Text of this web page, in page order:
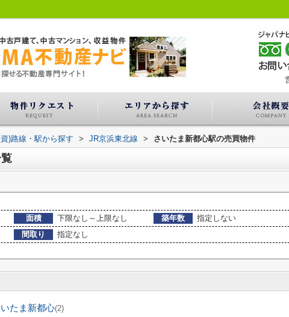
)路線・駅から探す > JR京浜東北線 > さいたま新都心駅の売買物件
面積 下限なし～上限なし 築年数
指定しない
間取り
指定なし
たま新都心(2)